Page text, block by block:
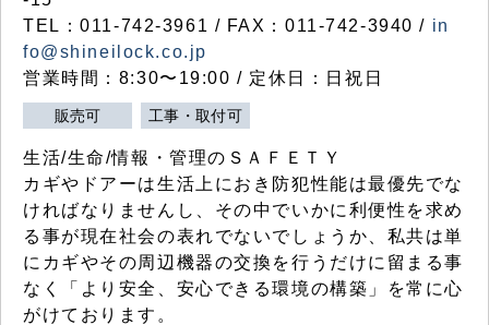
TEL：011-742-3961 / FAX：011-742-3940 / in
fo@shineilock.co.jp
営業時間：8:30〜19:00 / 定休日：日祝日
販売可 工事・取付可
生活/生命/情報・管理のＳＡＦＥＴＹ
カギやドアーは生活上におき防犯性能は最優先でな
ければなりませんし、その中でいかに利便性を求め
る事が現在社会の表れでないでしょうか、私共は単
にカギやその周辺機器の交換を行うだけに留まる事
なく「より安全、安心できる環境の構築」を常に心
がけております。